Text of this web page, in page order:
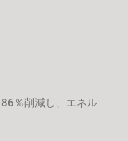
％削減し、エネル